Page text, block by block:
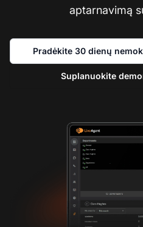
aptarnavimą
Pradėkite 30 dienų
Suplanuokite